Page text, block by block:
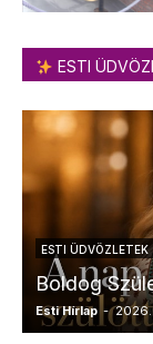
ESTI
ESTI ÜDVÖZLETEK
Boldog
Esti Hírlap -